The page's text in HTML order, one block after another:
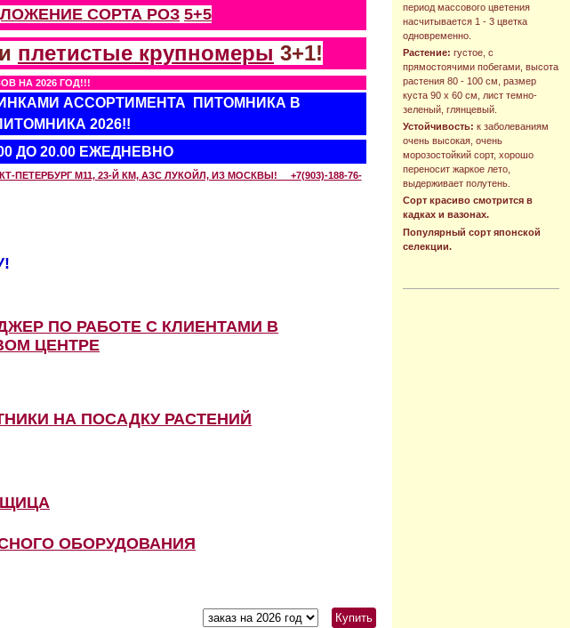
период массового цветения
насчитывается 1 - 3 цветка
одновременно.
Растение: густое, с
прямостоячими побегами, высота
растения 80 - 100 см, размер
куста 90 х 60 см, лист темно-
зеленый, глянцевый.
Устойчивость: к заболеваниям
очень высокая, очень
морозостойкий сорт, хорошо
переносит жаркое лето,
выдерживает полутень.
Сорт красиво смотрится в
кадках и вазонах.
Популярный сорт японской
селекции.
СОРТА РОЗ 5+5
и плетистые крупномеры 3+1!
НА 2026 ГОД!!!
АССОРТИМЕНТА ПИТОМНИКА В
2026!!
ДО 20.00 ЕЖЕДНЕВНО
М11, 23-Й КМ, АЗС ЛУКОЙЛ, ИЗ МОСКВЫ! +7(903)-188-76-
ПО РАБОТЕ С КЛИЕНТАМИ В
ЦЕНТРЕ
НА ПОСАДКУ РАСТЕНИЙ
ОБОРУДОВАНИЯ